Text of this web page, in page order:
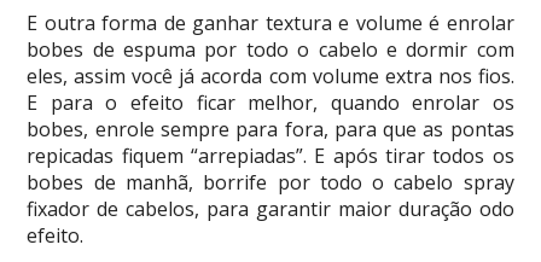
E outra forma de ganhar textura e volume é enrolar
bobes de espuma por todo o cabelo e dormir com
eles, assim você já acorda com volume extra nos fios.
E para o efeito ficar melhor, quando enrolar os
bobes, enrole sempre para fora, para que as pontas
repicadas fiquem “arrepiadas”. E após tirar todos os
bobes de manhã, borrife por todo o cabelo spray
fixador de cabelos, para garantir maior duração odo
efeito.